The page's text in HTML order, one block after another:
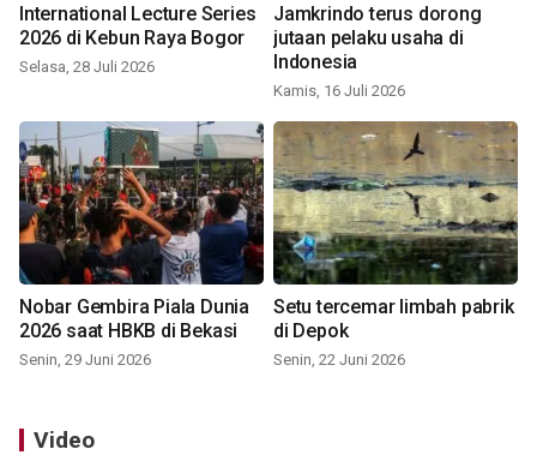
International Lecture Series
2026 di Kebun Raya Bogor
Selasa, 28 Juli 2026
Jamkrindo terus dorong
jutaan pelaku usaha di
Indonesia
Kamis, 16 Juli 2026
Nobar Gembira Piala Dunia
2026 saat HBKB di Bekasi
Senin, 29 Juni 2026
Setu tercemar limbah pabrik
di Depok
Senin, 22 Juni 2026
Video